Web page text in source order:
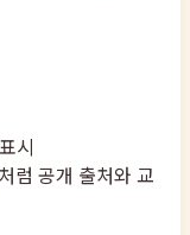
시
처럼 공개 출처와 교